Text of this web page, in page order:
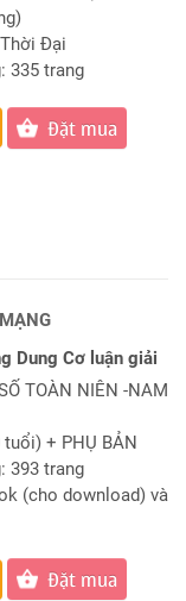
Đại
335 trang
Đặt mua
Dung Cơ luận giải
TOÀN NIÊN -NAM
tuổi) + PHỤ BẢN
393 trang
(cho download) và
Đặt mua